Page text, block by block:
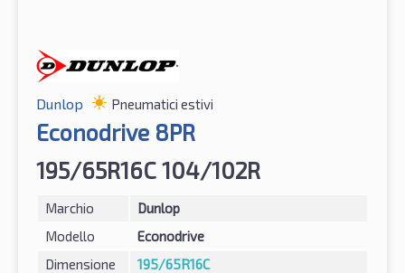
Dunlop Pneumatici estivi
Econodrive 8PR
195/65R16C 104/102R
Marchio
Dunlop
Modello
Econodrive
Dimensione
195/65R16C